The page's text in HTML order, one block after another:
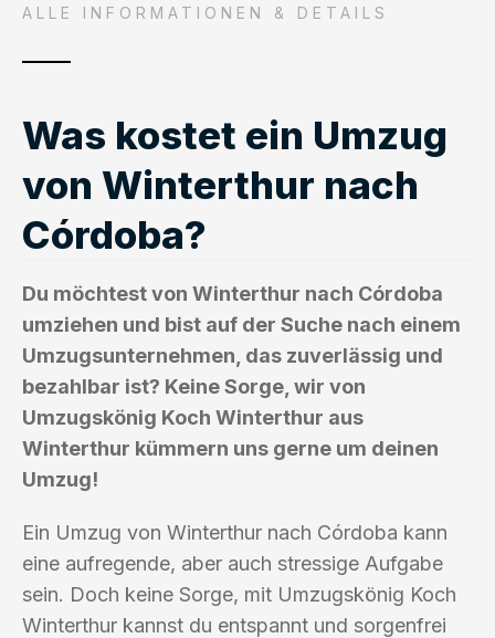
ALLE INFORMATIONEN & DETAILS
Was kostet ein Umzug
von Winterthur nach
Córdoba?
Du möchtest von Winterthur nach Córdoba
umziehen und bist auf der Suche nach einem
Umzugsunternehmen, das zuverlässig und
bezahlbar ist? Keine Sorge, wir von
Umzugskönig Koch Winterthur aus
Winterthur kümmern uns gerne um deinen
Umzug!
Ein Umzug von Winterthur nach Córdoba kann
eine aufregende, aber auch stressige Aufgabe
sein. Doch keine Sorge, mit Umzugskönig Koch
Winterthur kannst du entspannt und sorgenfrei